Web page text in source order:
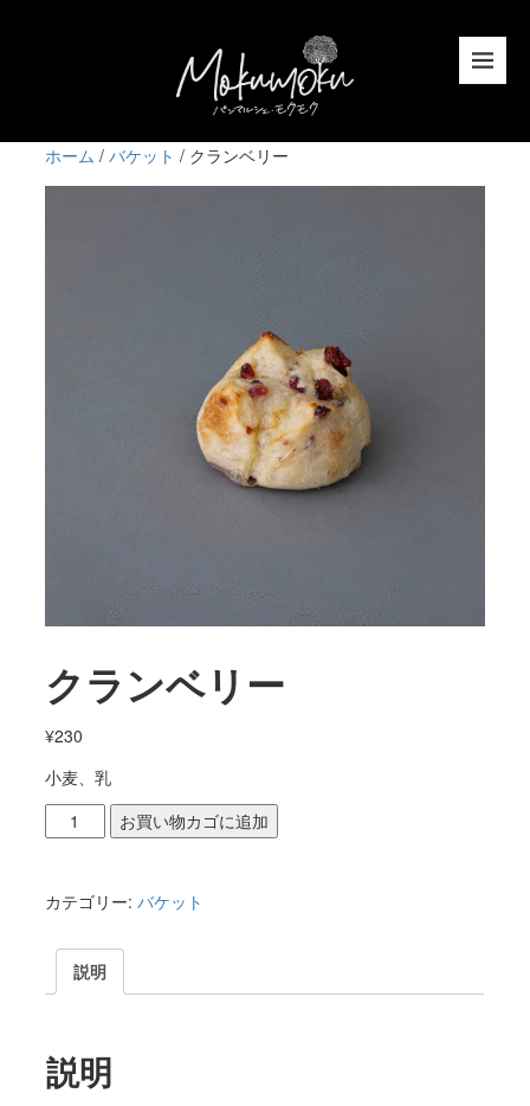
ホーム /バケット / クランベリー
クランベリー
¥230
小麦、乳
ラ
ベ
ー
お買い物カゴに追加
カテゴリー:バケット
説明
説明